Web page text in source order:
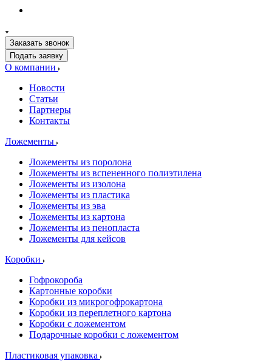
Заказать звонок
Подать заявку
О компании
Новости
Статьи
Партнеры
Контакты
Ложементы
Ложементы из поролона
Ложементы из вспененного полиэтилена
Ложементы из изолона
Ложементы из пластика
Ложементы из эва
Ложементы из картона
Ложементы из пенопласта
Ложементы для кейсов
Коробки
Гофрокороба
Картонные коробки
Коробки из микрогофрокартона
Коробки из переплетного картона
Коробки с ложементом
Подарочные коробки с ложементом
Пластиковая упаковка